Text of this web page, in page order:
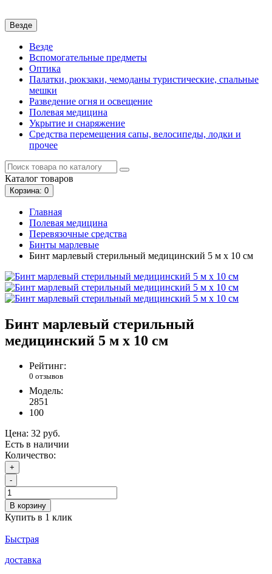
Везде
Везде
Вспомогательные предметы
Оптика
Палатки, рюкзаки, чемоданы туристические, спальные
мешки
Разведение огня и освещение
Полевая медицина
Укрытие и снаряжение
Средства перемещения сапы, велосипеды, лодки и
прочее
Каталог товаров
Корзина: 0
Главная
Полевая медицина
Перевязочные средства
Бинты марлевые
Бинт марлевый стерильный медицинский 5 м х 10 см
Бинт марлевый стерильный
медицинский 5 м х 10 см
Рейтинг:
0 отзывов
Модель:
2851
100
Цена: 32 руб.
Есть в наличии
Количество:
+
-
В корзину
Купить в 1 клик
Быстрая
доставка